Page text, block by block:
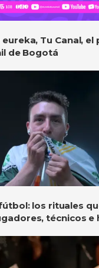
Tu Canal,
de Bogotá
los rituales
técnicos e